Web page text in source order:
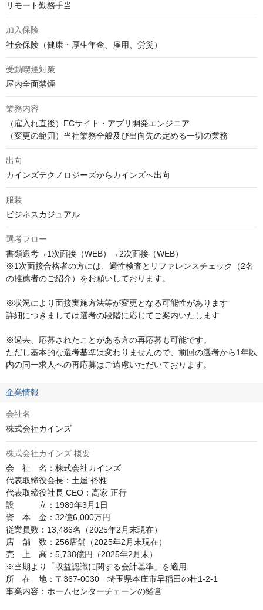
リモート勤務手当
加入保険
社会保険（健康・厚生年金、雇用、労災）
受動喫煙対策
屋内全面禁煙
業務内容
（雇入れ直後）ECサイト・アプリ開発エンジニア
（変更の範囲）当社業務全般及び出向先の定める一切の業務
出向
カインズテクノロジーズからカインズへ出向
服装
ビジネスカジュアル
選考フロー
書類選考→1次面接（WEB）→2次面接（WEB）
※1次面接合格者の方には、適性検査とリファレンスチェック（2名
の推薦者のご紹介）をお願いしております。
※状況により面接実施方法等が変更となる可能性があります
詳細につきましては選考の段階に応じてご案内いたします
※過去、応募されたことがある方の再応募も可能です。
ただし基本的な選考基準は変わりませんので、前回の選考から1年以
内の同一求人への再応募はご遠慮いただいております。
企業情報
会社名
株式会社カインズ
株式会社カインズ 概要
会　社　名：株式会社カインズ
代表取締役会長：土屋 裕雅
代表取締役社長 CEO：高家 正行
設　　　立：1989年3月1日
資　本　金：32億6,000万円
従業員数：13,486名（2025年2月末現在）
店　舗　数：256店舗（2025年2月末現在）
売　上　高：5,738億円（2025年2月末）
※当期より「収益認識に関する会計基準」を適用
所　在　地：〒367-0030　埼玉県本庄市早稲田の杜1-2-1
事業内容：ホームセンターチェーンの経営